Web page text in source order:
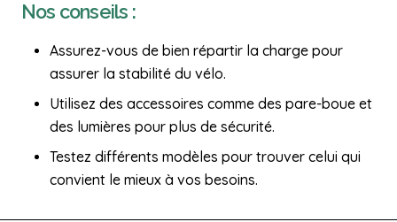
Nos conseils :
Assurez-vous de bien répartir la charge pour
assurer la stabilité du vélo.
Utilisez des accessoires comme des pare-boue et
des lumières pour plus de sécurité.
Testez différents modèles pour trouver celui qui
convient le mieux à vos besoins.